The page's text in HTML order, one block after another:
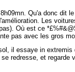
Qu'a donc dit
Les
Où est ce
pas avec les gros
il essaye in extremis
redresse, et regarde